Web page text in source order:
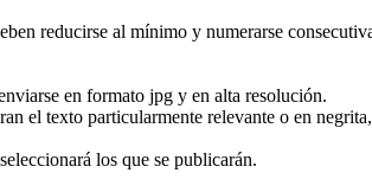
reducirse al mínimo y numerarse
en formato jpg y en alta resolución.
el texto particularmente relevante o en
los que se publicarán.